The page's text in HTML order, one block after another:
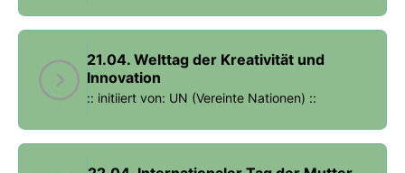
21.04. Welttag der Kreativität und
Innovation
:: initiiert von: UN (Vereinte Nationen) ::